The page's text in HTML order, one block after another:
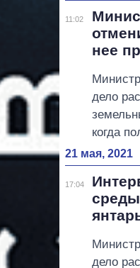
11:02
нее
дело
когда
21 мая, 2021
17:04
дело